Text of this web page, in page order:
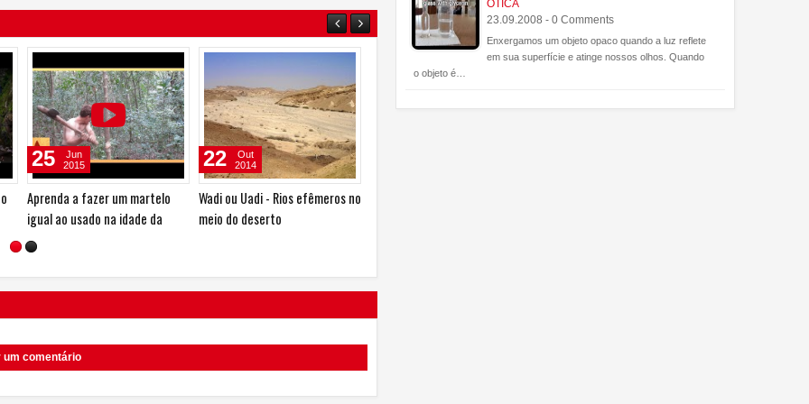
Você conhece uma anta?
28
Set
2014
Fantástico: GIFs de Raios X
mostram articulações em
13
Ago
2014
um comentário
ÓTICA
23.09.2008 - 0 Comments
Enxergamos um objeto opaco quando a luz reflete
em sua superfície e atinge nossos olhos. Quando
o objeto é…